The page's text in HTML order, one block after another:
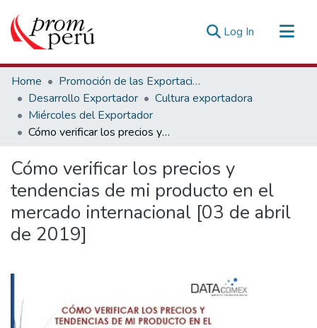
Log In (current)
Communities & Collections
All of DSpace
Statistics
Estadísticas Externas
Home
Promoción de las Exportaciones
Desarrollo Exportador
Cultura exportadora
Miércoles del Exportador
Cómo verificar los precios y tendencias de mi producto en el mercado internacional [03 de abril de 2019]
Cómo verificar los precios y
tendencias de mi producto en el
mercado internacional [03 de abril
de 2019]